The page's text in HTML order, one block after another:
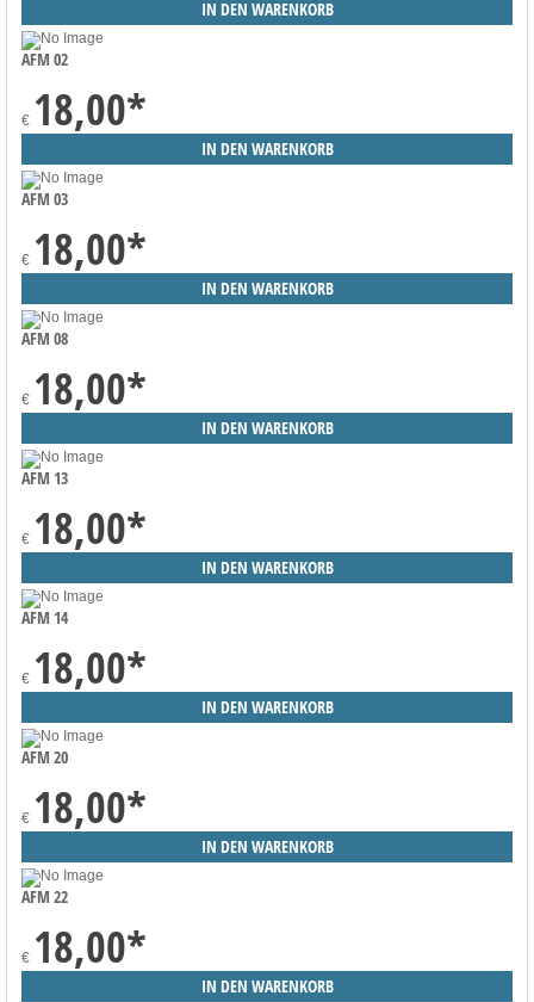
AFM 02
€ 18,00*
AFM 03
€ 18,00*
AFM 08
€ 18,00*
AFM 13
€ 18,00*
AFM 14
€ 18,00*
AFM 20
€ 18,00*
AFM 22
€ 18,00*